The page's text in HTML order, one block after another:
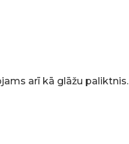
arī kā glāžu paliktnis.